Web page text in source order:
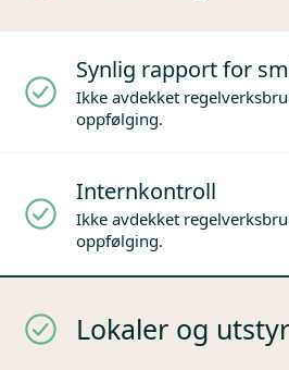
Synlig rapport for
Ikke avdekket
oppfølging.
Internkontroll
Ikke avdekket
oppfølging.
Lokaler og utstyr